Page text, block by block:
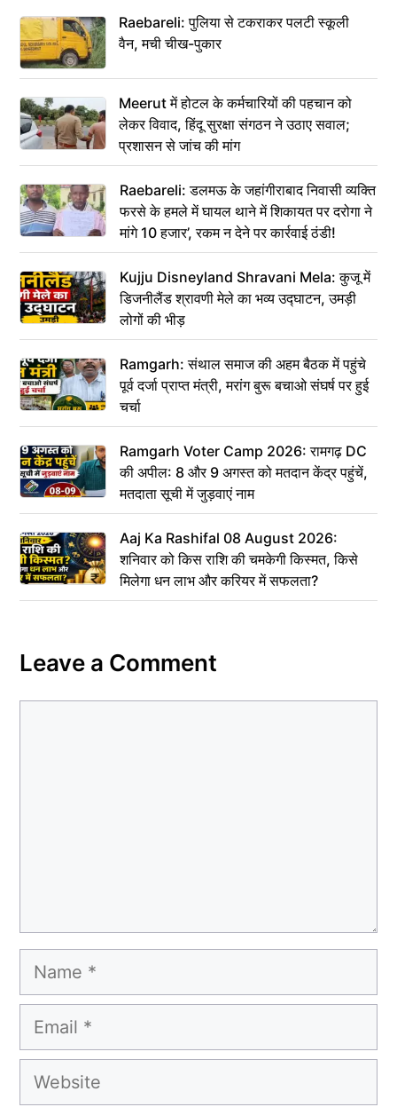
Raebareli: पुलिया से टकराकर पलटी स्कूली
वैन, मची चीख-पुकार
Meerut में होटल के कर्मचारियों की पहचान को
लेकर विवाद, हिंदू सुरक्षा संगठन ने उठाए सवाल;
प्रशासन से जांच की मांग
Raebareli: डलमऊ के जहांगीराबाद निवासी व्यक्ति
फरसे के हमले में घायल थाने में शिकायत पर दरोगा ने
मांगे 10 हजार’, रकम न देने पर कार्रवाई ठंडी!
Kujju Disneyland Shravani Mela: कुजू में
डिजनीलैंड श्रावणी मेले का भव्य उद्घाटन, उमड़ी
लोगों की भीड़
Ramgarh: संथाल समाज की अहम बैठक में पहुंचे
पूर्व दर्जा प्राप्त मंत्री, मरांग बुरू बचाओ संघर्ष पर हुई
चर्चा
Ramgarh Voter Camp 2026: रामगढ़ DC
की अपील: 8 और 9 अगस्त को मतदान केंद्र पहुंचें,
मतदाता सूची में जुड़वाएं नाम
Aaj Ka Rashifal 08 August 2026:
शनिवार को किस राशि की चमकेगी किस्मत, किसे
मिलेगा धन लाभ और करियर में सफलता?
Leave a Comment
Name
Email
Website